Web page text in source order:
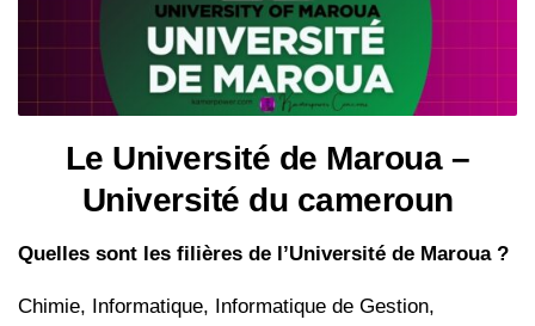
Le Université de Maroua –
Université du cameroun
Quelles sont les filières de l’Université de Maroua ?
Chimie, Informatique, Informatique de Gestion,